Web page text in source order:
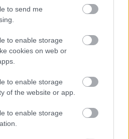
to send me
to enable storage
cookies on web or
to enable storage
of the website or app.
to enable storage
építési szakasz indult be a
téri felüljárón